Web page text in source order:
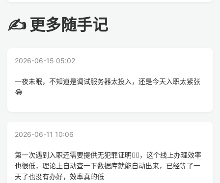
✍ 更多随手记
2026-06-15 05:02
一夜未眠，不知道是调试服务器太投入，还是今天入职太紧张
😂
2026-06-11 10:06
第一次遇到入职还需要提供无犯罪证明😵‍💫，这个线上办理效率
也很低，理论上自动查一下数据库就能自动出来，已经等了一
天了也没有办好，效率真的低